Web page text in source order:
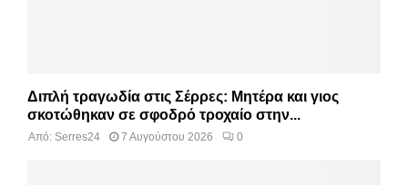
Διπλή τραγωδία στις Σέρρες: Μητέρα και γιος
σκοτώθηκαν σε σφοδρό τροχαίο στην...
Από: Serres24 7 Αυγούστου 2026 0